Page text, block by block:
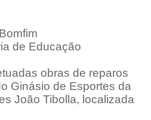
de Educação
obras de reparos
Ginásio de Esportes da
João Tibolla, localizada